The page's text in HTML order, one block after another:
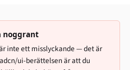
noggrant
inte ett misslyckande — det är
ui-berättelsen är att du